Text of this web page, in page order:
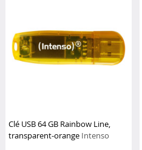
Clé USB 64 GB Rainbow Line,
transparent-orange Intenso